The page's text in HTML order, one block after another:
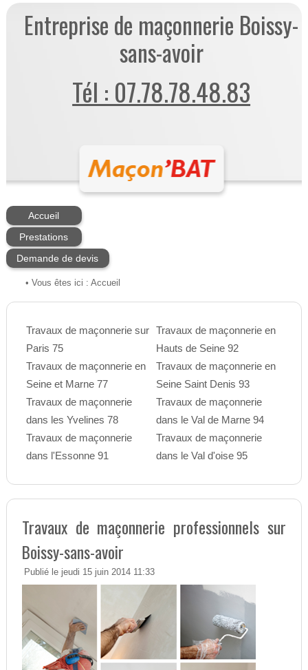
Entreprise de maçonnerie Boissy-
sans-avoir
Tél : 07.78.78.48.83
Accueil
Prestations
Demande de devis
• Vous êtes ici : Accueil
Travaux de maçonnerie sur
Paris 75
Travaux de maçonnerie en
Seine et Marne 77
Travaux de maçonnerie
dans les Yvelines 78
Travaux de maçonnerie
dans l'Essonne 91
Travaux de maçonnerie en
Hauts de Seine 92
Travaux de maçonnerie en
Seine Saint Denis 93
Travaux de maçonnerie
dans le Val de Marne 94
Travaux de maçonnerie
dans le Val d'oise 95
Travaux de maçonnerie professionnels sur
Boissy-sans-avoir
Publié le jeudi 15 juin 2014 11:33